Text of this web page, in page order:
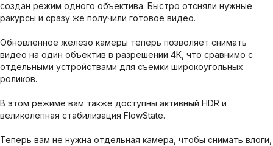
создан режим одного объектива. Быстро отсняли нужные
ракурсы и сразу же получили готовое видео.
Обновленное железо камеры теперь позволяет снимать
видео на один объектив в разрешении 4K, что сравнимо с
отдельными устройствами для съемки широкоугольных
роликов.
В этом режиме вам также доступны активный HDR и
великолепная стабилизация FlowState.
Теперь вам не нужна отдельная камера, чтобы снимать влоги,